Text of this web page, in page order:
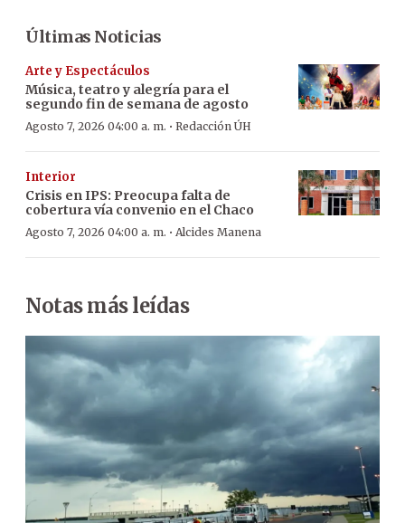
Últimas Noticias
Arte y Espectáculos
Música, teatro y alegría para el
segundo fin de semana de agosto
Agosto 7, 2026 04:00 a. m. · Redacción ÚH
Interior
Crisis en IPS: Preocupa falta de
cobertura vía convenio en el Chaco
Agosto 7, 2026 04:00 a. m. · Alcides Manena
Notas más leídas